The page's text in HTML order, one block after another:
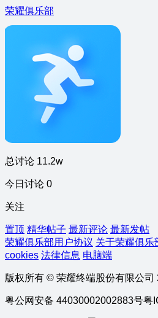
荣耀俱乐部
总讨论 11.2w
今日讨论 0
关注
置顶 精华帖子 最新评论 最新发帖
荣耀俱乐部用户协议 关于荣耀俱乐
cookies 法律信息 电脑端
版权所有 © 荣耀终端股份有限公司
粤公网安备 44030002002883号粤